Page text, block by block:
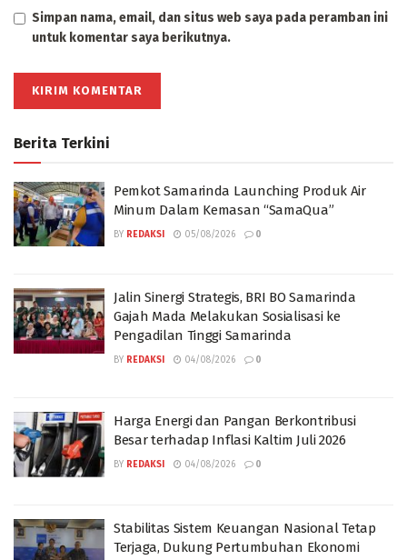
Simpan nama, email, dan situs web saya pada peramban ini
untuk komentar saya berikutnya.
Berita Terkini
Pemkot Samarinda Launching Produk Air
Minum Dalam Kemasan “SamaQua”
BY REDAKSI 05/08/2026 0
Jalin Sinergi Strategis, BRI BO Samarinda
Gajah Mada Melakukan Sosialisasi ke
Pengadilan Tinggi Samarinda
BY REDAKSI 04/08/2026 0
Harga Energi dan Pangan Berkontribusi
Besar terhadap Inflasi Kaltim Juli 2026
BY REDAKSI 04/08/2026 0
Stabilitas Sistem Keuangan Nasional Tetap
Terjaga, Dukung Pertumbuhan Ekonomi